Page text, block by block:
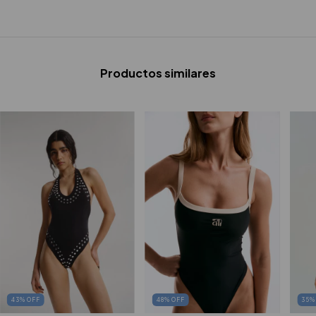
Productos similares
43% OFF 48% OFF 35